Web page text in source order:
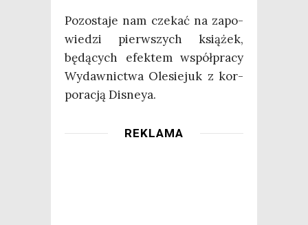
Pozo­sta­je nam cze­kać na zapo­
wie­dzi pierw­szych ksią­żek,
będą­cych efek­tem współ­pra­cy
Wydaw­nic­twa Ole­sie­juk z kor­
po­ra­cją Disneya.
REKLAMA